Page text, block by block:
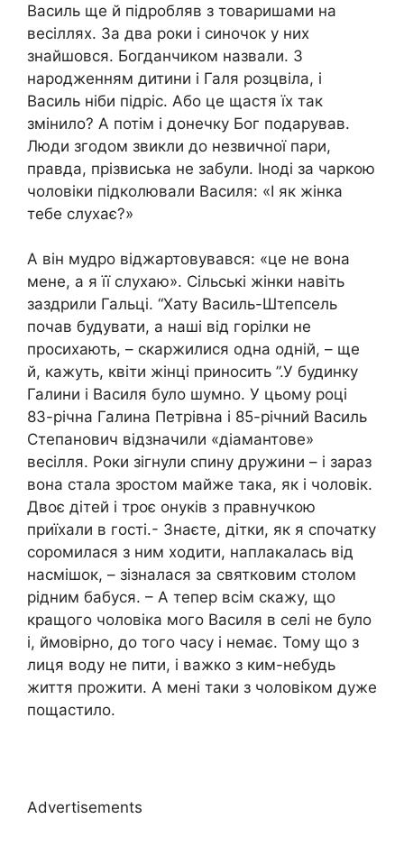
Василь ще й підробляв з товаришами на
весіллях. За два роки і синочок у них
знайшовся. Богданчиком назвали. З
народженням дитини і Галя розцвіла, і
Василь ніби підріс. Або це щастя їх так
змінило? А потім і донечку Бог подарував.
Люди згодом звикли до незвичної пари,
правда, прізвиська не забули. Іноді за чаркою
чоловіки підколювали Василя: «І як жінка
тебе слухає?»
А він мудро віджартовувався: «це не вона
мене, а я її слухаю». Сільські жінки навіть
заздрили Гальці. “Хату Василь-Штепсель
почав будувати, а наші від горілки не
просихають, – скаржилися одна одній, – ще
й, кажуть, квіти жінці приносить ”.У будинку
Галини і Василя було шумно. У цьому році
83-річна Галина Петрівна і 85-річний Василь
Степанович відзначили «діамантове»
весілля. Роки зігнули спину дружини – і зараз
вона стала зростом майже така, як і чоловік.
Двоє дітей і троє онуків з правнучкою
приїхали в гості.- Знаєте, дітки, як я спочатку
соромилася з ним ходити, наплакалась від
насмішок, – зізналася за святковим столом
рідним бабуся. – А тепер всім скажу, що
кращого чоловіка мого Василя в селі не було
і, ймовірно, до того часу і немає. Тому що з
лиця воду не пити, і важко з ким-небудь
життя прожити. А мені таки з чоловіком дуже
пощастило.
Advertisements